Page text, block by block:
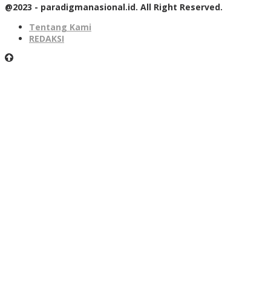
@2023 - paradigmanasional.id. All Right Reserved.
Tentang Kami
REDAKSI